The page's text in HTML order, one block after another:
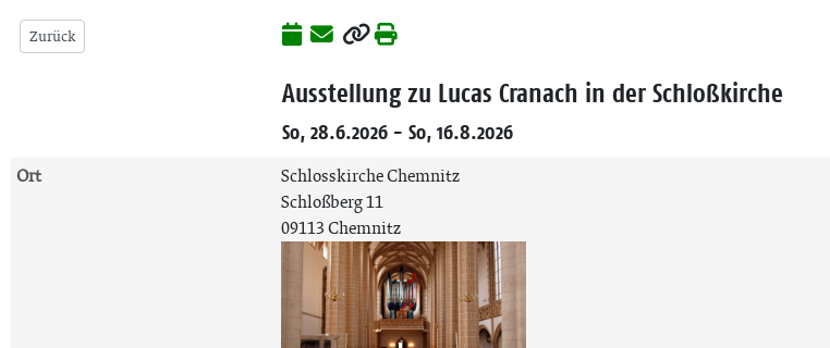
Zurück
Ausstellung zu Lucas Cranach in der Schloßkirche
So, 28.6.2026 - So, 16.8.2026
Ort
Schlosskirche Chemnitz
Schloßberg 11
09113 Chemnitz